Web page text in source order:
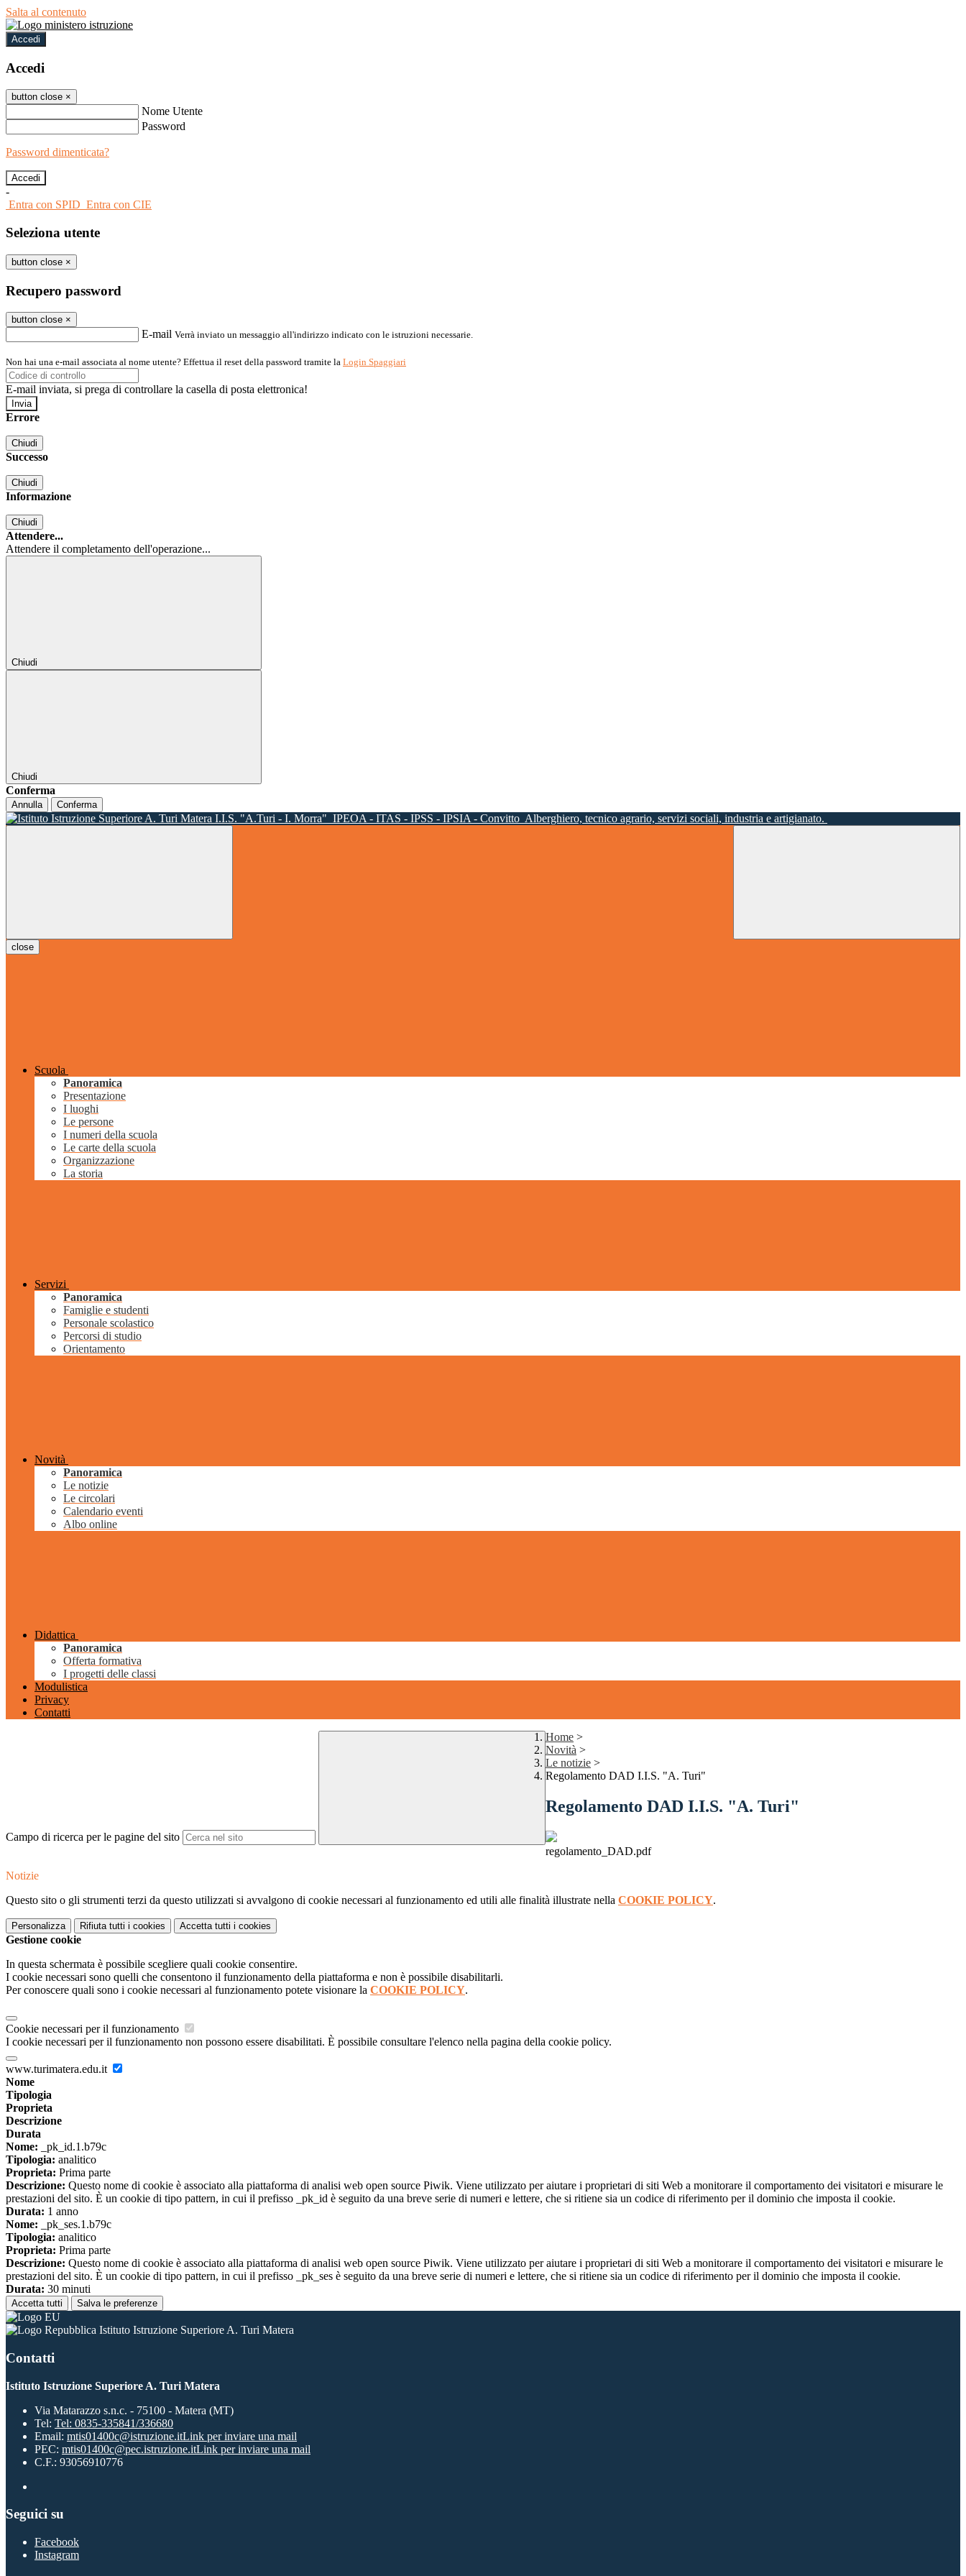
Salta al contenuto
Accedi
Accedi
button close ×
Nome Utente
Password
Password dimenticata?
-
Entra con SPID Entra con CIE
Seleziona utente
button close ×
Recupero password
button close ×
E-mail Verrà inviato un messaggio all'indirizzo indicato con le istruzioni necessarie.
Non hai una e-mail associata al nome utente? Effettua il reset della password tramite la Login Spaggiari
E-mail inviata, si prega di controllare la casella di posta elettronica!
Errore
Chiudi
Successo
Chiudi
Informazione
Chiudi
Attendere...
Attendere il completamento dell'operazione...
Chiudi
Chiudi
Conferma
Annulla Conferma
I.I.S. "A.Turi - I. Morra" IPEOA - ITAS - IPSS - IPSIA - Convitto Alberghiero, tecnico agrario, servizi sociali, industria e artigianato.
close
Scuola
Panoramica
Presentazione
I luoghi
Le persone
I numeri della scuola
Le carte della scuola
Organizzazione
La storia
Servizi
Panoramica
Famiglie e studenti
Personale scolastico
Percorsi di studio
Orientamento
Novità
Panoramica
Le notizie
Le circolari
Calendario eventi
Albo online
Didattica
Panoramica
Offerta formativa
I progetti delle classi
Modulistica
Privacy
Contatti
Campo di ricerca per le pagine del sito
Home >
Novità >
Le notizie >
Regolamento DAD I.I.S. "A. Turi"
Regolamento DAD I.I.S. "A. Turi"
regolamento_DAD.pdf
Notizie
Questo sito o gli strumenti terzi da questo utilizzati si avvalgono di cookie necessari al funzionamento ed utili alle finalità illustrate nella COOKIE POLICY.
Personalizza Rifiuta tutti i cookies Accetta tutti i cookies
Gestione cookie
In questa schermata è possibile scegliere quali cookie consentire.
I cookie necessari sono quelli che consentono il funzionamento della piattaforma e non è possibile disabilitarli.
Per conoscere quali sono i cookie necessari al funzionamento potete visionare la COOKIE POLICY.
Cookie necessari per il funzionamento
I cookie necessari per il funzionamento non possono essere disabilitati. È possibile consultare l'elenco nella pagina della cookie policy.
www.turimatera.edu.it
Nome
Tipologia
Proprieta
Descrizione
Durata
Nome: _pk_id.1.b79c
Tipologia: analitico
Proprieta: Prima parte
Descrizione: Questo nome di cookie è associato alla piattaforma di analisi web open source Piwik. Viene utilizzato per aiutare i proprietari di siti Web a monitorare il comportamento dei visitatori e misurare le
prestazioni del sito. È un cookie di tipo pattern, in cui il prefisso _pk_id è seguito da una breve serie di numeri e lettere, che si ritiene sia un codice di riferimento per il dominio che imposta il cookie.
Durata: 1 anno
Nome: _pk_ses.1.b79c
Tipologia: analitico
Proprieta: Prima parte
Descrizione: Questo nome di cookie è associato alla piattaforma di analisi web open source Piwik. Viene utilizzato per aiutare i proprietari di siti Web a monitorare il comportamento dei visitatori e misurare le
prestazioni del sito. È un cookie di tipo pattern, in cui il prefisso _pk_ses è seguito da una breve serie di numeri e lettere, che si ritiene sia un codice di riferimento per il dominio che imposta il cookie.
Durata: 30 minuti
Accetta tutti Salva le preferenze
Istituto Istruzione Superiore A. Turi Matera
Contatti
Istituto Istruzione Superiore A. Turi Matera
Via Matarazzo s.n.c. - 75100 - Matera (MT)
Tel: Tel: 0835-335841/336680
Email: mtis01400c@istruzione.itLink per inviare una mail
PEC: mtis01400c@pec.istruzione.itLink per inviare una mail
C.F.: 93056910776
Seguici su
Facebook
Instagram